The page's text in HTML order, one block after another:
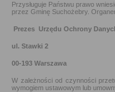
Przysługuje Państwu prawo
przez Gminę Suchożebry.
Prezes Urzędu Ochrony
ul. Stawki 2
00-193 Warszawa
W zależności od czynności
wymogiem ustawowym lub